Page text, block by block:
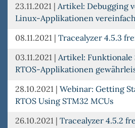
23.11.2021 | Artikel: Debugging
Linux-Applikationen
08.11.2021 | Tracealyzer 4.5.3
03.11.2021 | Artikel:
RTOS-Applikationen
28.10.2021 | Webinar: Getting
RTOS Using STM32 MCUs
26.10.2021 | Tracealyzer 4.5.2